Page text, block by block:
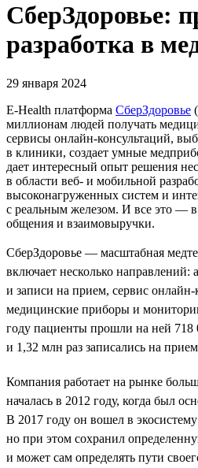
СберЗдоровье:
разработка в
29 января 2024
E-Health платформа СберЗдоровье
миллионам людей получать
сервисы онлайн-консультаций,
в клиники, создает умные
дает интересный опыт решения
в области веб- и мобильной
высоконагруженных систем и
с реальным железом. И все это —
общения и взаимовыручки.
СберЗдоровье — масштабная
включает несколько направлений:
и записи на прием, сервис
медицинские приборы и
году пациенты прошли на ней 718
и 1,32 млн раз записались на
Компания работает на рынке
началась в 2012 году, когда был
В 2017 году он вошел в
но при этом сохранил
и может сам определять пути